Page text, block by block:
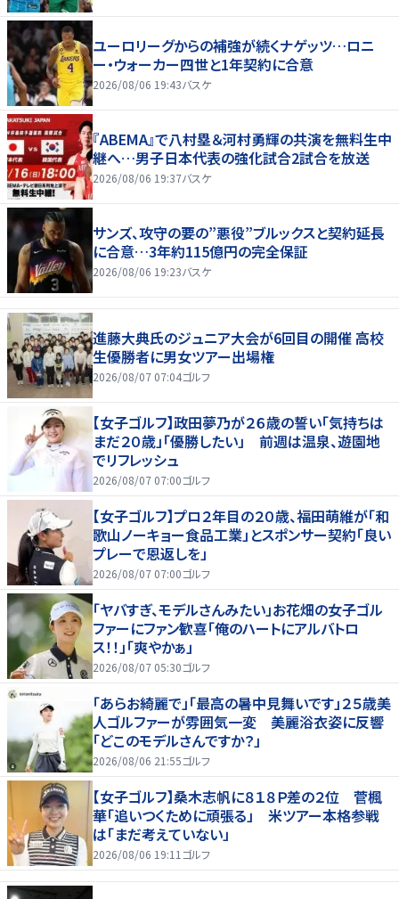
ユーロリーグからの補強が続くナゲッツ…ロニ
ー・ウォーカー四世と1年契約に合意
2026/08/06 19:43バスケ
『ABEMA』で八村塁＆河村勇輝の共演を無料生中
継へ…男子日本代表の強化試合2試合を放送
2026/08/06 19:37バスケ
サンズ、攻守の要の”悪役”ブルックスと契約延長
に合意…3年約115億円の完全保証
2026/08/06 19:23バスケ
進藤大典氏のジュニア大会が6回目の開催 高校
生優勝者に男女ツアー出場権
2026/08/07 07:04ゴルフ
【女子ゴルフ】政田夢乃が２６歳の誓い「気持ちは
まだ２０歳」「優勝したい」 前週は温泉、遊園地
でリフレッシュ
2026/08/07 07:00ゴルフ
【女子ゴルフ】プロ２年目の２０歳、福田萌維が「和
歌山ノーキョー食品工業」とスポンサー契約「良い
プレーで恩返しを」
2026/08/07 07:00ゴルフ
「ヤバすぎ、モデルさんみたい」お花畑の女子ゴル
ファーにファン歓喜「俺のハートにアルバトロ
ス！！」「爽やかぁ」
2026/08/07 05:30ゴルフ
「あらお綺麗で」「最高の暑中見舞いです」２５歳美
人ゴルファーが雰囲気一変 美麗浴衣姿に反響
「どこのモデルさんですか？」
2026/08/06 21:55ゴルフ
【女子ゴルフ】桑木志帆に８１８Ｐ差の２位 菅楓
華「追いつくために頑張る」 米ツアー本格参戦
は「まだ考えていない」
2026/08/06 19:11 ゴルフ